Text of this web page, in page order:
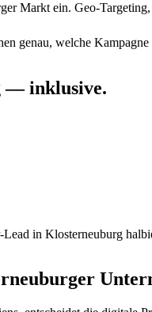
Markt ein. Geo-
genau, welche Kampagne
— inklusive.
in Klosterneuburg